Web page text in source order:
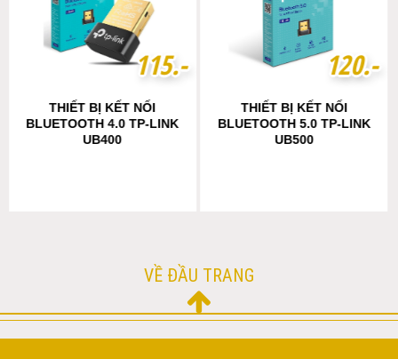
115.-
115.-
THIẾT BỊ KẾT NỐI
BLUETOOTH 4.0 TP-LINK
UB400
120.-
120.-
THIẾT BỊ KẾT NỐI
BLUETOOTH 5.0 TP-LINK
UB500
VỀ ĐẦU TRANG